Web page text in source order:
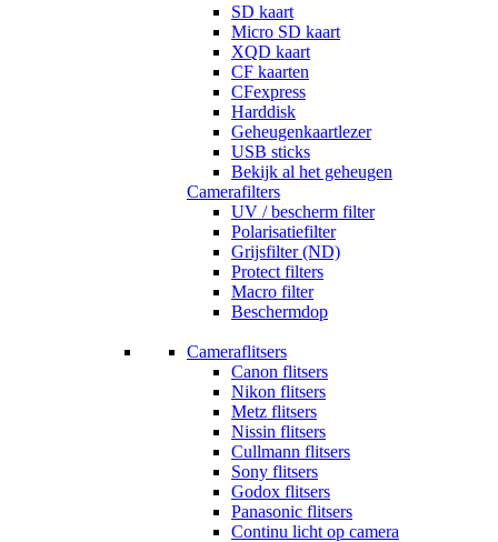
SD kaart
Micro SD kaart
XQD kaart
CF kaarten
CFexpress
Harddisk
Geheugenkaartlezer
USB sticks
Bekijk al het geheugen
Camerafilters
UV / bescherm filter
Polarisatiefilter
Grijsfilter (ND)
Protect filters
Macro filter
Beschermdop
Cameraflitsers
Canon flitsers
Nikon flitsers
Metz flitsers
Nissin flitsers
Cullmann flitsers
Sony flitsers
Godox flitsers
Panasonic flitsers
Continu licht op camera